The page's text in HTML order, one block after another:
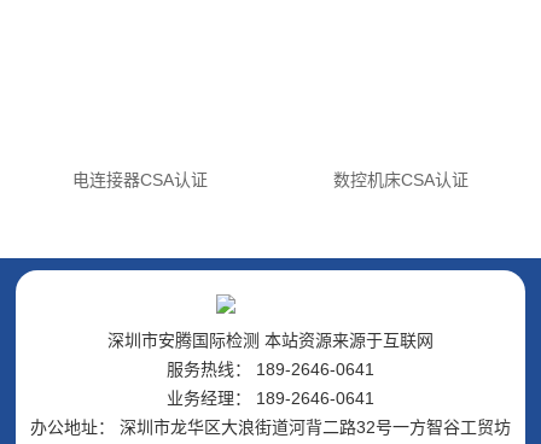
电连接器CSA认证 数控机床CSA认证
深圳市安腾国际检测 本站资源来源于互联网
服务热线： 189-2646-0641
业务经理： 189-2646-0641
办公地址： 深圳市龙华区大浪街道河背二路32号一方智谷工贸坊